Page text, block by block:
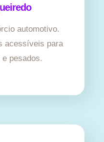
automotivo.
acessíveis para
pesados.